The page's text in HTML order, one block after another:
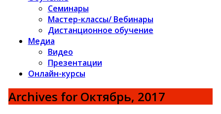
Семинары
Мастер-классы/ Вебинары
Дистанционное обучение
Медиа
Видео
Презентации
Онлайн-курсы
Archives for Октябрь, 2017